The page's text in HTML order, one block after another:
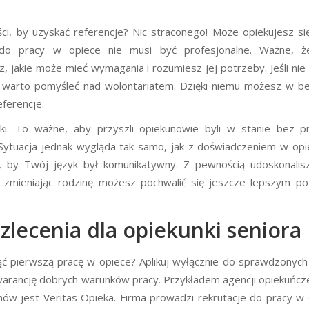
by uzyskać referencje? Nic straconego! Może opiekujesz
pracy w opiece nie musi być profesjonalne. Ważne,
jakie może mieć wymagania i rozumiesz jej potrzeby. Jeśli
pomyśleć nad wolontariatem. Dzięki niemu możesz w
To ważne, aby przyszli opiekunowie byli w stanie bez
jednak wygląda tak samo, jak z doświadczeniem w
Twój język był komunikatywny. Z pewnością
rodzinę możesz pochwalić się jeszcze lepszym
dla opiekunki seniora
pierwszą pracę w opiece? Aplikuj wyłącznie do
dobrych warunków pracy. Przykładem agencji
jest Veritas Opieka. Firma prowadzi rekrutacje do pracy w